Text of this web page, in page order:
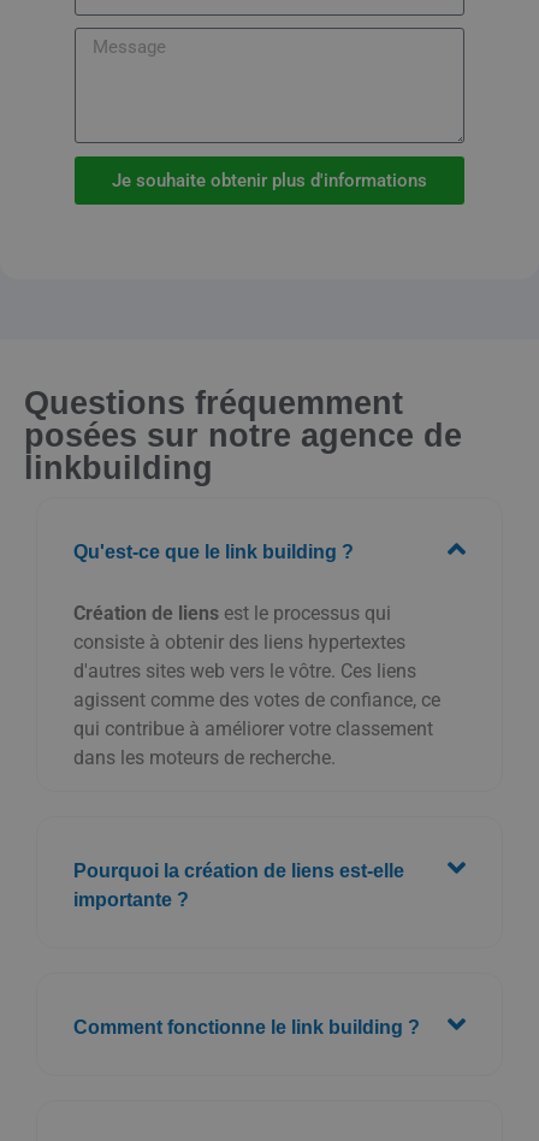
Je souhaite obtenir plus d'informations
Questions fréquemment
posées sur notre agence de
linkbuilding
Qu'est-ce que le link building ?
Création de liens est le processus qui
consiste à obtenir des liens hypertextes
d'autres sites web vers le vôtre. Ces liens
agissent comme des votes de confiance, ce
qui contribue à améliorer votre classement
dans les moteurs de recherche.
Pourquoi la création de liens est-elle
importante ?
Comment fonctionne le link building ?